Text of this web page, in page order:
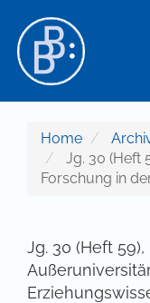
Hauptinhalt
Sidebar
Home
Jg. 30 (Heft
Forschung in
Jg. 30 (Heft 59),